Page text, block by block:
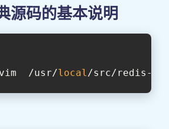
源码的基本说明
/usr/local/src/redis-